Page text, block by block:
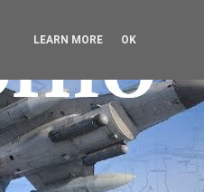
LEARN MORE OK